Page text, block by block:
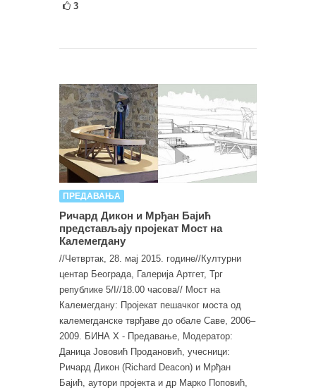
3
ПРЕДАВАЊА
Ричард Дикон и Мрђан Бајић
представљају пројекат Мост на
Калемегдану
//Четвртак, 28. мај 2015. године//Културни
центар Београда, Галерија Артгет, Трг
републике 5/I//18.00 часова// Мост на
Калемегдану: Пројекат пешачког моста од
калемегданске тврђаве до обале Саве, 2006–
2009. БИНА X - Предавање, Модератор:
Даница Јововић Продановић, учесници:
Ричард Дикон (Richard Deacon) и Мрђан
Бајић, аутори пројекта и др Марко Поповић,